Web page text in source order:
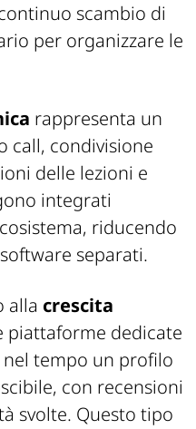
scambio di
per organizzare le
rappresenta un
call, condivisione
delle lezioni e
integrati
riducendo
separati.
alla crescita
piattaforme dedicate
tempo un profilo
con recensioni
svolte. Questo tipo